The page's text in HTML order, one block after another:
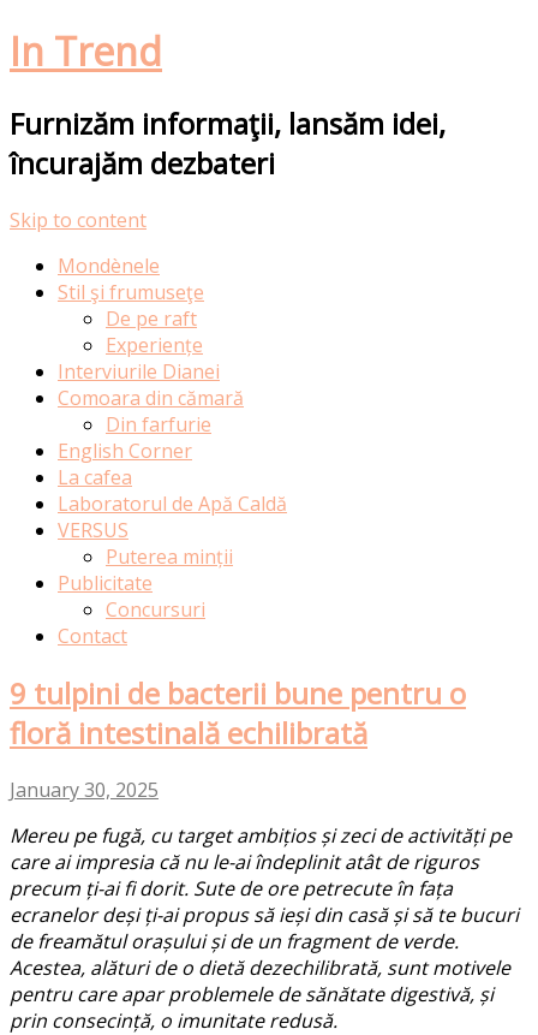
In Trend
Furnizăm informaţii, lansăm idei,
încurajăm dezbateri
Skip to content
Mondènele
Stil şi frumuseţe
De pe raft
Experiențe
Interviurile Dianei
Comoara din cămară
Din farfurie
English Corner
La cafea
Laboratorul de Apă Caldă
VERSUS
Puterea minții
Publicitate
Concursuri
Contact
9 tulpini de bacterii bune pentru o
floră intestinală echilibrată
January 30, 2025
Mereu pe fugă, cu target ambițios și zeci de activități pe
care ai impresia că nu le-ai îndeplinit atât de riguros
precum ți-ai fi dorit. Sute de ore petrecute în fața
ecranelor deși ți-ai propus să ieși din casă și să te bucuri
de freamătul orașului și de un fragment de verde.
Acestea, alături de o dietă dezechilibrată, sunt motivele
pentru care apar problemele de sănătate digestivă, și
prin consecință, o imunitate redusă.